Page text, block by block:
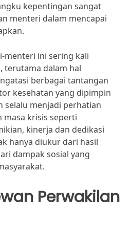
kepentingan sangat
menteri dalam mencapai
menteri ini sering kali
terutama dalam hal
berbagai tantangan
kesehatan yang dipimpin
selalu menjadi perhatian
masa krisis seperti
kinerja dan dedikasi
hanya diukur dari hasil
dampak sosial yang
Perwakilan